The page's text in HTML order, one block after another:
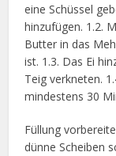
eine Schüssel
hinzufügen. 1.2.
Butter in das
ist. 1.3. Das Ei
Teig verkneten.
mindestens 30
Füllung
dünne Scheiben